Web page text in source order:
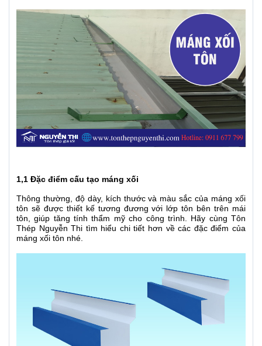
1,1 Đặc điểm cấu tạo máng xối
Thông thường, độ dày, kích thước và màu sắc của máng xối
tôn sẽ được thiết kế tương đương với lớp tôn bên trên mái
tôn, giúp tăng tính thẩm mỹ cho công trình. Hãy cùng Tôn
Thép Nguyễn Thi tìm hiểu chi tiết hơn về các đặc điểm của
máng xối tôn nhé.